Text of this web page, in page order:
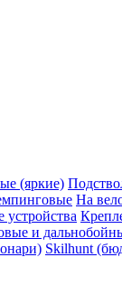
(яркие)
На
устройства
и
Skilhunt